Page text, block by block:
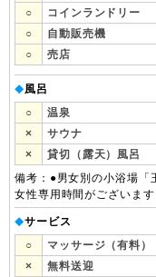
○
コインランドリー
○
自動販売機
○
売店
◆風呂
○
温泉
×
サウナ
×
貸切（露天）風呂
備考：●男女別の小浴場「
女性専用時間がございま
◆サービス
○
マッサージ（有料）
×
無料送迎